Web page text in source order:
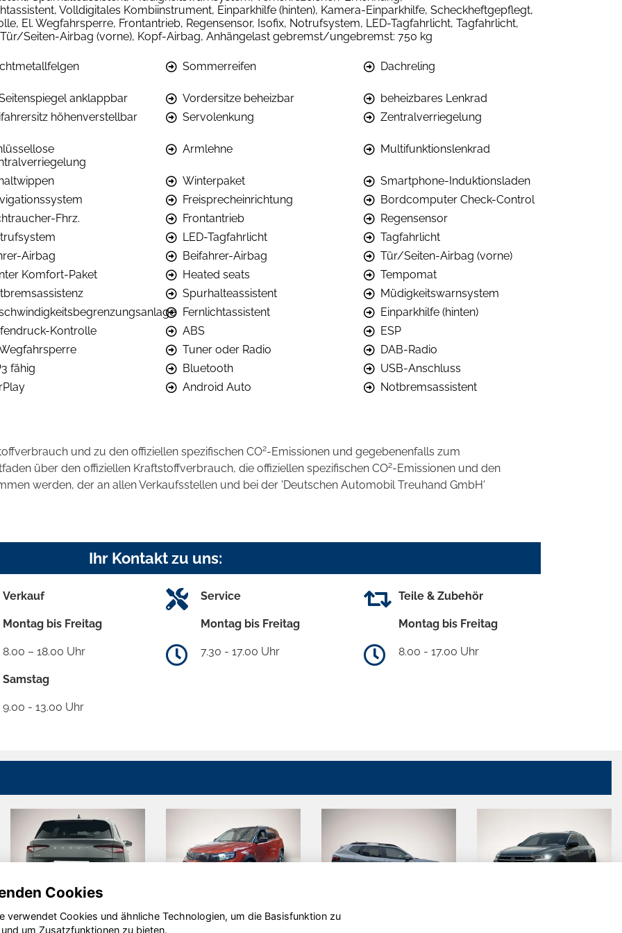
Volldigitales Kombiinstrument, Einparkhilfe (hinten), Kamera-Einparkhilfe, Scheckheftgepflegt,
El. Wegfahrsperre, Frontantrieb, Regensensor, Isofix, Notrufsystem, LED-Tagfahrlicht, Tagfahrlicht,
Seiten-Airbag (vorne), Kopf-Airbag, Anhängelast gebremst/ungebremst: 750 kg
Sommerreifen Dachreling
anklappbar Vordersitze beheizbar
beheizbares Lenkrad
höhenverstellbar
Servolenkung Zentralverriegelung
Armlehne Multifunktionslenkrad
Winterpaket
Smartphone-Induktionsladen
Freisprecheinrichtung
Bordcomputer Check-Control
Fhrz.
Frontantrieb
Regensensor
LED-Tagfahrlicht
Tagfahrlicht
Airbag
Beifahrer-Airbag
Tür/Seiten-Airbag (vorne)
Komfort-Paket
Heated seats
Tempomat
Spurhalteassistent
Müdigkeitswarnsystem
Fernlichtassistent
Einparkhilfe (hinten)
Kontrolle
ABS
ESP
Tuner oder Radio
DAB-Radio
fähig
Bluetooth
USB-Anschluss
Android Auto Notbremsassistent
und zu den offiziellen spezifischen CO2-Emissionen und gegebenenfalls zum
über den offiziellen Kraftstoffverbrauch, die offiziellen spezifischen CO2-Emissionen und den
werden, der an allen Verkaufsstellen und bei der 'Deutschen Automobil Treuhand GmbH'
Ihr Kontakt zu uns:
Verkauf
Montag bis Freitag
8.00 – 18.00 Uhr
Samstag
9.00 - 13.00 Uhr
Service
Montag bis Freitag
7.30 - 17.00 Uhr
Teile & Zubehör
Montag bis Freitag
8.00 - 17.00 Uhr
Renault Opel Combo
Cookies
verwendet Cookies und ähnliche Technologien, um die Basisfunktion zu
um Zusatzfunktionen zu bieten.